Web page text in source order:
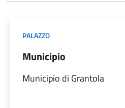
PALAZZO
Municipio
Municipio di Grantola